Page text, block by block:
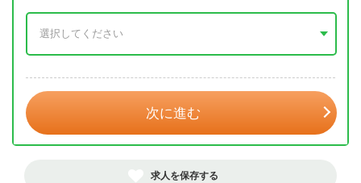
次に進む
求人を保存する